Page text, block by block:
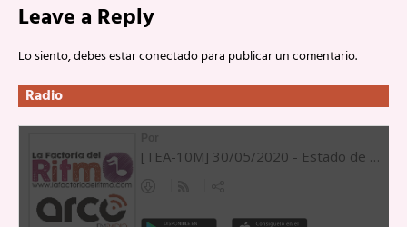
Leave a Reply
Lo siento, debes estarconectadopara publicar un comentario.
Radio